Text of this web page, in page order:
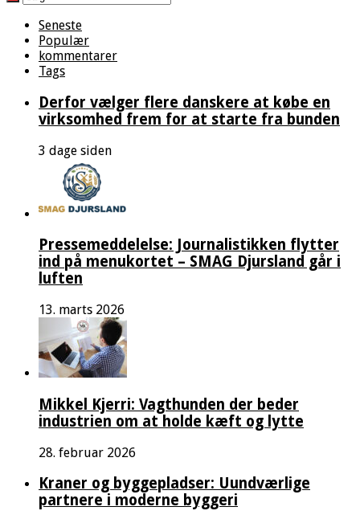
Seneste
Populær
kommentarer
Tags
Derfor vælger flere danskere at købe en
virksomhed frem for at starte fra bunden
3 dage siden
Pressemeddelelse: Journalistikken flytter
ind på menukortet – SMAG Djursland går i
luften
13. marts 2026
Mikkel Kjerri: Vagthunden der beder
industrien om at holde kæft og lytte
28. februar 2026
Kraner og byggepladser: Uundværlige
partnere i moderne byggeri